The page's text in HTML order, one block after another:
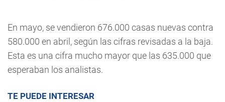
En mayo, se vendieron 676.000 casas nuevas contra
580.000 en abril, según las cifras revisadas a la baja.
Esta es una cifra mucho mayor que las 635.000 que
esperaban los analistas.
TE PUEDE INTERESAR